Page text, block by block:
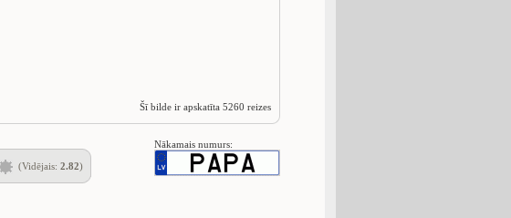
Šī bilde ir apskatīta 5260 reizes
Nākamais numurs:
(Vidējais: 2.82)